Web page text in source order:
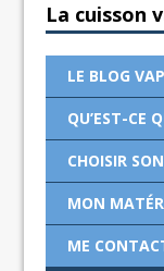
La cuisson
LE BLOG
QU’EST-CE
CHOISIR
MON
ME